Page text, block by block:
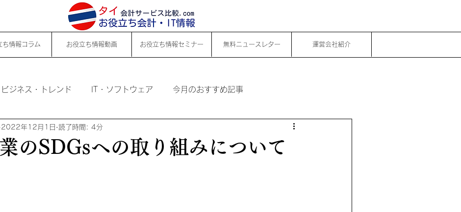
ち情報コラム お役立ち情報動画 お役立ち情報セミナー 無料ニュースレター 運営会社紹介
ビジネス・トレンド IT・ソフトウェア 今月のおすすめ記事
のSDGsへの取り組みについて
2022年12月1日 読了時間: 4分